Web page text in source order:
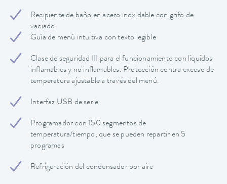
Recipiente de baño en acero inoxidable con grifo de
vaciado
Guía de menú intuitiva con texto legible
Clase de seguridad III para el funcionamiento con líquidos
inflamables y no inflamables. Protección contra exceso de
temperatura ajustable a través del menú.
Interfaz USB de serie
Programador con 150 segmentos de
temperatura/tiempo, que se pueden repartir en 5
programas
Refrigeración del condensador por aire